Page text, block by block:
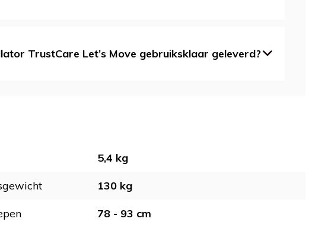
TrustCare Let’s Move gebruiksklaar geleverd?
5,4 kg
130 kg
78 - 93 cm